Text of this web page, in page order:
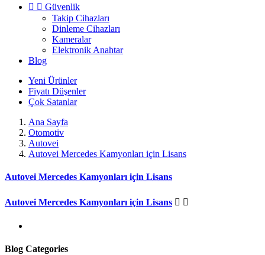
  Güvenlik
Takip Cihazları
Dinleme Cihazları
Kameralar
Elektronik Anahtar
Blog
Yeni Ürünler
Fiyatı Düşenler
Çok Satanlar
Ana Sayfa
Otomotiv
Autovei
Autovei Mercedes Kamyonları için Lisans
Autovei Mercedes Kamyonları için Lisans
Autovei Mercedes Kamyonları için Lisans  
Blog Categories